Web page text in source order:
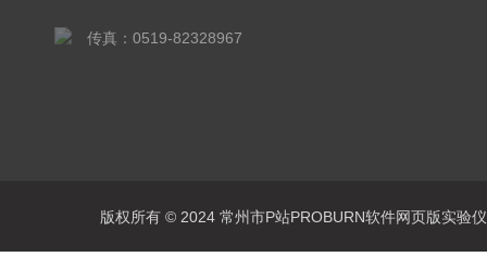
传真：0519-82328967
版权所有 © 2024 常州市P站PROBURN软件网页版实